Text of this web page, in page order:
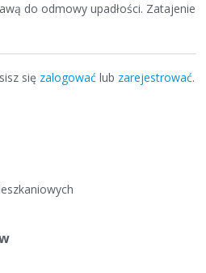
do odmowy upadłości. Zatajenie
się zalogować lub zarejestrować.